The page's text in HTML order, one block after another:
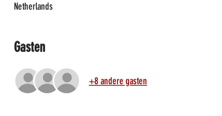
Netherlands
Gasten
+8 andere gasten